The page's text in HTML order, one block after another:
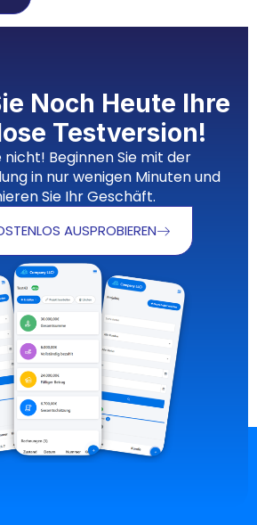
Noch Heute Ihre
Testversion!
nicht! Beginnen Sie mit der
in nur wenigen Minuten und
Sie Ihr Geschäft.
AUSPROBIEREN